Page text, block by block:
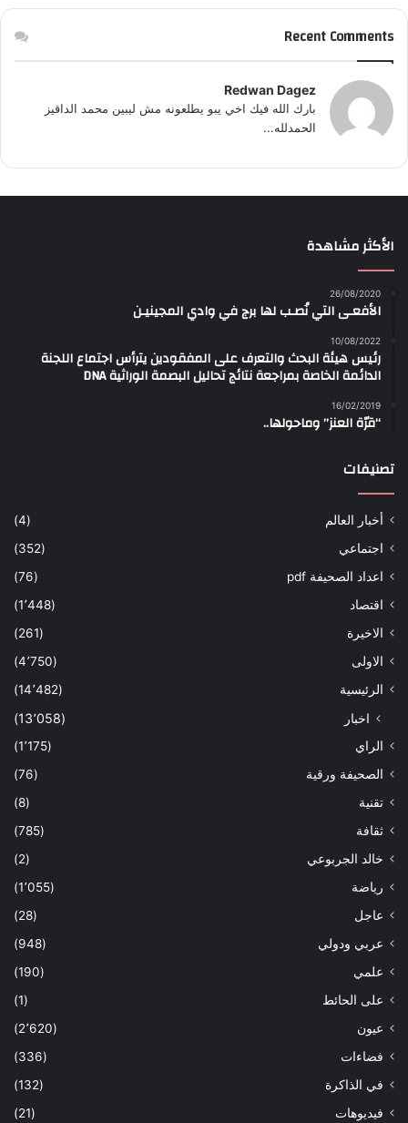
Recent Comments
Redwan Dagez
بارك الله فيك اخي يبو يطلعونه مش ليبين محمد الداقيز
الحمدلله...
الأكثر مشاهدة
26/08/2020
الأفعـى التي نُصـب لها برج في وادي المجينيـن
10/08/2022
رئيس هيئة البحث والتعرف على المفقودين يترأس اجتماع اللجنة
الدائمة الخاصة بمراجعة نتائج تحاليل البصمة الوراثية DNA
16/02/2019
“قرّة العنز” وماحولها..
تصنيفات
أخبار العالم
(4)
اجتماعي
(352)
اعداد الصحيفة pdf
(76)
اقتصاد
(1٬448)
الاخيرة
(261)
الاولى
(4٬750)
الرئيسية
(14٬482)
اخبار (13٬058)
الراي
(1٬175)
الصحيفة ورقية
(76)
تقنية
(8)
ثقافة
(785)
خالد الجربوعي
(2)
رياضة
(1٬055)
عاجل
(28)
عربي ودولي
(948)
علمي
(190)
على الحائط
(1)
عيون
(2٬620)
فضاءات
(336)
في الذاكرة
(132)
فيديوهات
(21)